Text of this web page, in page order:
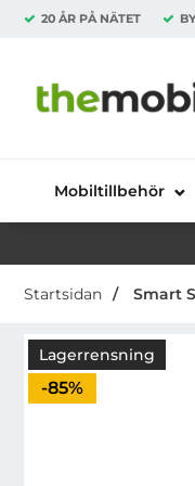
20 ÅR PÅ NÄTET
Mobiltillbehör
Startsidan Smart
Lagerrensning
Priset är nedsatt
-85%